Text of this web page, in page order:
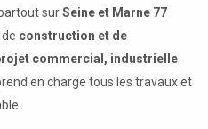
surSeine et Marne 77
construction et de
commercial, industrielle
en charge tous les travaux et